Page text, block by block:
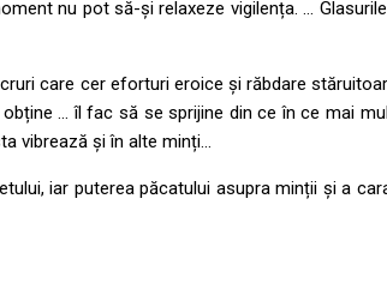
nu pot să-și relaxeze vigilența. …
care cer eforturi eroice și răbdare
… îl fac să se sprijine din ce în ce mai
vibrează și în alte minți…
iar puterea păcatului asupra minții și a